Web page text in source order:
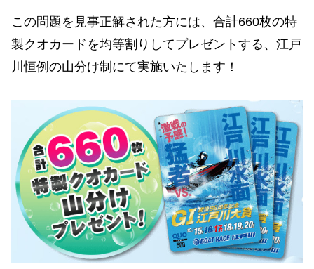
この問題を見事正解された方には、合計660枚の特
製クオカードを均等割りしてプレゼントする、江戸
川恒例の山分け制にて実施いたします！